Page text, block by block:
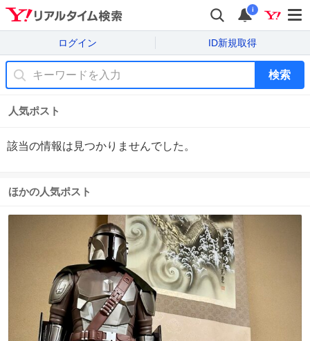
i
ログイン ID新規取得
検索
人気ポスト
該当の情報は見つかりませんでした。
ほかの人気ポスト